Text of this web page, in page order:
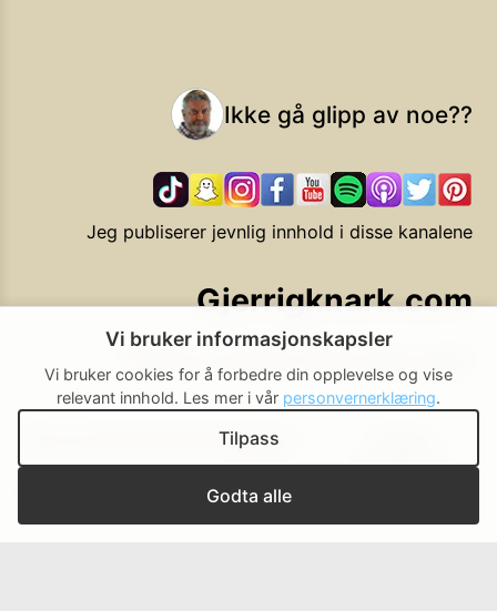
Ikke gå glipp av noe??
Jeg publiserer jevnlig innhold i disse kanalene
Gjerrigknark.com
Ekstra smarte forbrukervalg
BrukerbetingelserCookie-
policy
innstillinger
Vi bruker informasjonskapsler
Vi bruker cookies for å forbedre din opplevelse og vise
relevant innhold. Les mer i vår personvernerklæring.
Godta alle
Tilpass